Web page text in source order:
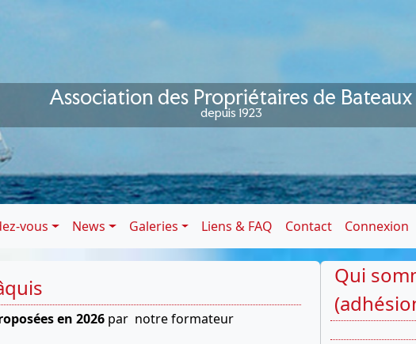
Association des Propriétaires de Bateaux
depuis 1923
vous News Galeries Liens & FAQ Contact Connexion
en 2026 par notre formateur
Qui